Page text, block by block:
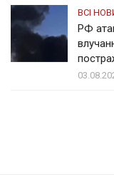
ВСІ
РФ